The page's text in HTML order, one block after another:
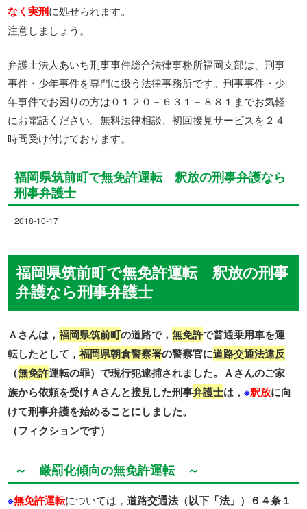
なく実刑に処せられます。
注意しましょう。
弁護士法人あいち刑事事件総合法律事務所福岡支部は、刑事
事件・少年事件を専門に扱う法律事務所です。刑事事件・少
年事件でお困りの方は０１２０－６３１－８８１までお気軽
にお電話ください。無料法律相談、初回接見サービスを２４
時間受け付けております。
福岡県筑前町で無免許運転 釈放の刑事弁護なら
刑事弁護士
2018-10-17
福岡県筑前町で無免許運転 釈放の刑事
弁護なら刑事弁護士
Ａさんは，福岡県筑前町の道路で，無免許で普通乗用車を運
転したとして，福岡県朝倉警察署の警察官に道路交通法違反
（無免許運転の罪）で現行犯逮捕されました。Ａさんのご家
族から依頼を受けＡさんと接見した刑事弁護士は，※釈放に向
けて刑事弁護を始めることにしました。
（フィクションです）
～ 厳罰化傾向の無免許運転 ～
※無免許運転については，道路交通法（以下「法」）６４条１